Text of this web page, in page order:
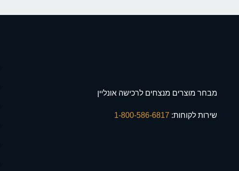
מבחר מוצרים מנצחים לרכישה אונליין
שירות לקוחות: